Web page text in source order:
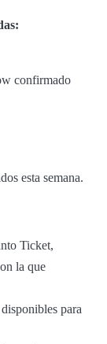
confirmado
esta semana.
Ticket,
la que
para